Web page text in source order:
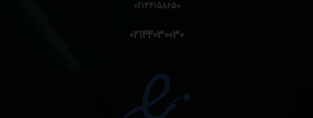
02144158650
02144030030